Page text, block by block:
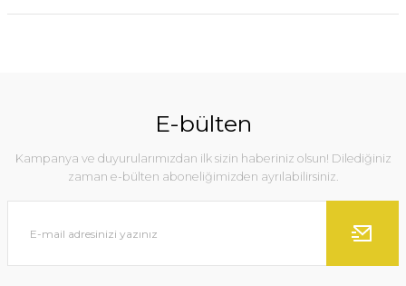
E-bülten
Kampanya ve duyurularımızdan ilk sizin haberiniz olsun! Dilediğiniz
zaman e-bülten aboneliğimizden ayrılabilirsiniz.